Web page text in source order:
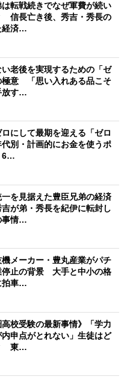
は転戦続きでなぜ軍費が続い
信長亡き後、秀吉・秀長の
経済…
老後を実現するための「ゼ
極意 「思い入れある品こそ
放す…
にして最期を迎える「ゼロ
別・計画的にお金を使うポ
6…
一を見据えた豊臣兄弟の経済
が弟・秀長を紀伊に転封し
事情…
メーカー・豊丸産業がパチ
停止の背景 大手と中小の格
拍車…
高校受験の最新事情》「学力
内申点がとれない」生徒はど
東…